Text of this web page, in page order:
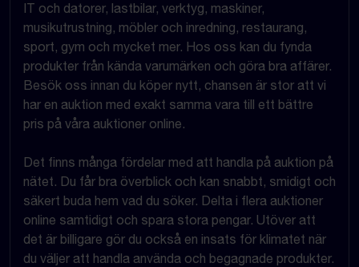
IT och datorer, lastbilar, verktyg, maskiner,
musikutrustning, möbler och inredning, restaurang,
sport, gym och mycket mer. Hos oss kan du fynda
produkter från kända varumärken och göra bra affärer.
Besök oss innan du köper nytt, chansen är stor att vi
har en auktion med exakt samma vara till ett bättre
pris på våra auktioner online.
Det finns många fördelar med att handla på auktion på
nätet. Du får bra överblick och kan snabbt, smidigt och
säkert buda hem vad du söker. Delta i flera auktioner
online samtidigt och spara stora pengar. Utöver att
det är billigare gör du också en insats för klimatet när
du väljer att handla använda och begagnade produkter.